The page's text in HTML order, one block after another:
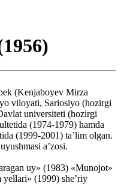
(Kenjaboyev Mirza
viloyati, Sariosiyo (hozirgi
universiteti (hozirgi
(1974-1979) hamda
(1999-2001) ta’lim olgan.
a’zosi.
uy» (1983) «Munojot»
(1999) she’riy